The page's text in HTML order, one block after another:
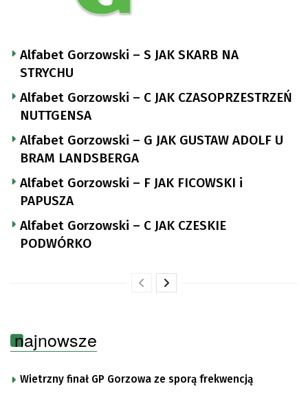
Alfabet Gorzowski – S JAK SKARB NA
STRYCHU
Alfabet Gorzowski – C JAK CZASOPRZESTRZEŃ
NUTTGENSA
Alfabet Gorzowski – G JAK GUSTAW ADOLF U
BRAM LANDSBERGA
Alfabet Gorzowski – F JAK FICOWSKI i
PAPUSZA
Alfabet Gorzowski – C JAK CZESKIE
PODWÓRKO
najnowsze
Wietrzny finał GP Gorzowa ze sporą frekwencją